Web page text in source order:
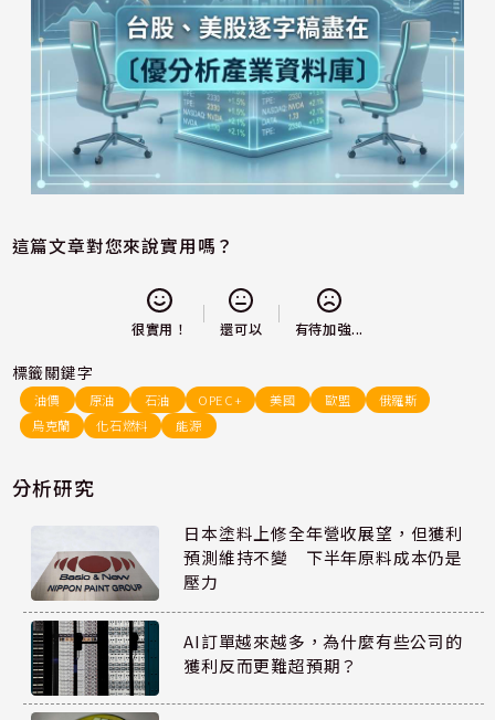
這篇文章對您來說實用嗎？
很實用！ 還可以 有待加強...
標籤關鍵字
油價 原油 石油 OPEC+ 美國 歐盟
俄羅斯
烏克蘭
化石燃料 能源
分析研究
日本塗料上修全年營收展望，但獲利
預測維持不變 下半年原料成本仍是
壓力
AI訂單越來越多，為什麼有些公司的
獲利反而更難超預期？